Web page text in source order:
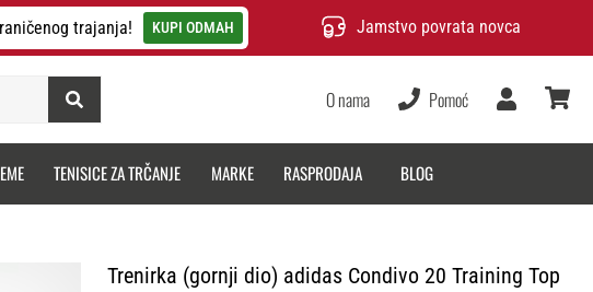
trajanja! KUPI ODMAH Jamstvo povrata novca
O nama Pomoć
Korisnik
TENISICE ZA TRČANJE MARKE RASPRODAJA BLOG
Trenirka (gornji dio) adidas Condivo 20 Training Top